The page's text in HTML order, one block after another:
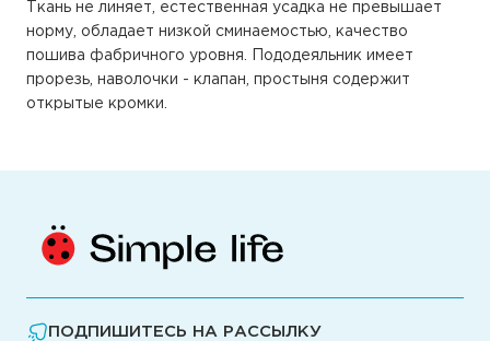
Ткань не линяет, естественная усадка не превышает
норму, обладает низкой сминаемостью, качество
пошива фабричного уровня. Пододеяльник имеет
прорезь, наволочки - клапан, простыня содержит
открытые кромки.
ПОДПИШИТЕСЬ НА РАССЫЛКУ